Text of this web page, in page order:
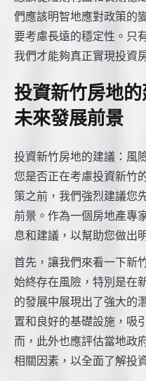
們應該明智地應對政策的
要考慮長遠的穩定性。只
我們才能夠真正實現投資
投資新竹房地
未來發展前景
投資新竹房地的建議：風
您是否正在考慮投資新竹
策之前，我們強烈建議您
前景。作為一個房地產專
息和建議，以幫助您做出
首先，讓我們來看一下新
始終存在風險，特別是在
的發展中展現出了強大的
置和良好的基礎設施，吸
而，此外也應評估當地政
相關因素，以全面了解投